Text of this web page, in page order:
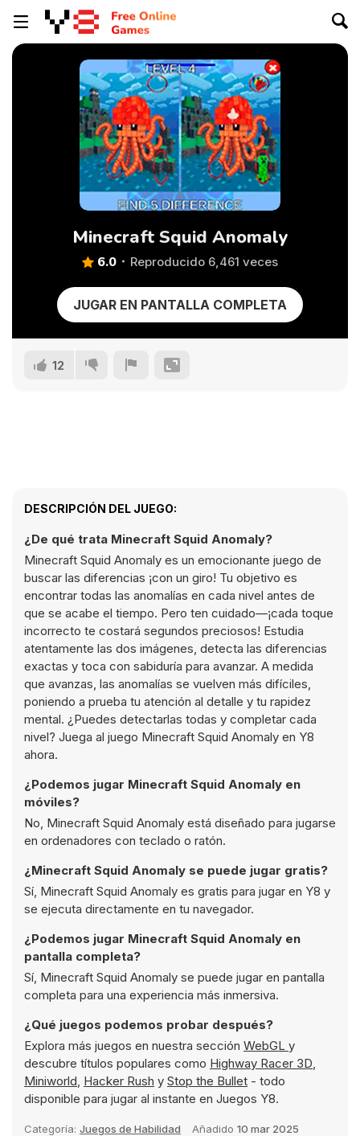
Minecraft Squid Anomaly
6.0 Reproducido 6,461 veces
JUGAR EN PANTALLA COMPLETA
12
DESCRIPCIÓN DEL JUEGO:
¿De qué trata Minecraft Squid Anomaly?
Minecraft Squid Anomaly es un emocionante juego de
buscar las diferencias ¡con un giro! Tu objetivo es
encontrar todas las anomalías en cada nivel antes de
que se acabe el tiempo. Pero ten cuidado—¡cada toque
incorrecto te costará segundos preciosos! Estudia
atentamente las dos imágenes, detecta las diferencias
exactas y toca con sabiduría para avanzar. A medida
que avanzas, las anomalías se vuelven más difíciles,
poniendo a prueba tu atención al detalle y tu rapidez
mental. ¿Puedes detectarlas todas y completar cada
nivel? Juega al juego Minecraft Squid Anomaly en Y8
ahora.
¿Podemos jugar Minecraft Squid Anomaly en
móviles?
No, Minecraft Squid Anomaly está diseñado para jugarse
en ordenadores con teclado o ratón.
¿Minecraft Squid Anomaly se puede jugar gratis?
Sí, Minecraft Squid Anomaly es gratis para jugar en Y8 y
se ejecuta directamente en tu navegador.
¿Podemos jugar Minecraft Squid Anomaly en
pantalla completa?
Sí, Minecraft Squid Anomaly se puede jugar en pantalla
completa para una experiencia más inmersiva.
¿Qué juegos podemos probar después?
Explora más juegos en nuestra sección WebGL y
descubre títulos populares como Highway Racer 3D,
Miniworld, Hacker Rush y Stop the Bullet - todo
disponible para jugar al instante en Juegos Y8.
Categoría: Juegos de Habilidad Añadido 10 mar 2025